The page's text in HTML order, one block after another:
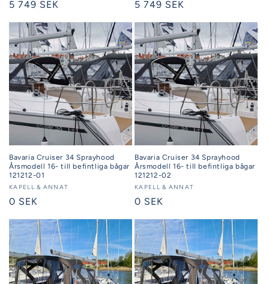
Ordinarie
5 749 SEK
Ordinarie
5 749 SEK
Bavaria Cruiser 34 Sprayhood
Årsmodell 16- till befintliga bågar
121212-01
Säljare:
KAPELL & ANNAT
Ordinarie
0 SEK
Bavaria Cruiser 34 Sprayhood
Årsmodell 16- till befintliga bågar
121212-02
Säljare:
KAPELL & ANNAT
Ordinarie
0 SEK